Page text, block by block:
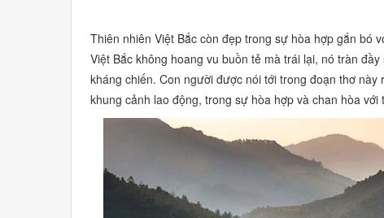
Thiên nhiên Việt Bắc còn đẹp trong sự hòa hợp gắn bó
Việt Bắc không hoang vu buồn tẻ mà trái lại, nó tràn
kháng chiến. Con người được nói tới trong đoạn thơ
khung cảnh lao động, trong sự hòa hợp và chan hòa với